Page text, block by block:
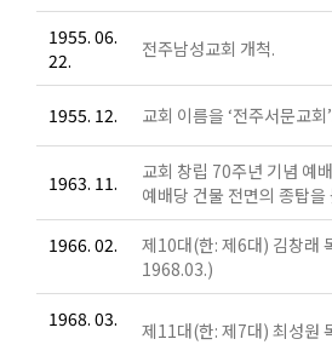
1955. 06.
22.
전주남성교회 개척.
1955. 12. 교회 이름을 ‘전주서문교회
1963. 11.
교회 창립 70주년 기념 예
예배당 건물 전면의 종탑
1966. 02.
제10대(한: 제6대) 김창래
1968.03.)
1968. 03. 제11대(한: 제7대) 최성원